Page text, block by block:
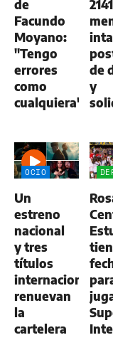
de
Facundo
Moyano:
"Tengo
errores
como
cualquiera"
de
y
OCIO
Un
estreno
nacional
y tres
títulos
internacionales
renuevan
la
cartelera